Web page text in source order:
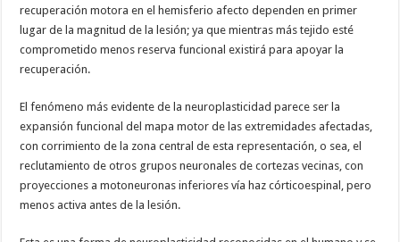
recuperación motora en el hemisferio afecto dependen en primer
lugar de la magnitud de la lesión; ya que mientras más tejido esté
comprometido menos reserva funcional existirá para apoyar la
recuperación.
El fenómeno más evidente de la neuroplasticidad parece ser la
expansión funcional del mapa motor de las extremidades afectadas,
con corrimiento de la zona central de esta representación, o sea, el
reclutamiento de otros grupos neuronales de cortezas vecinas, con
proyecciones a motoneuronas inferiores vía haz córticoespinal, pero
menos activa antes de la lesión.